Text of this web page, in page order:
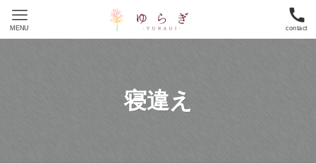
contact
MENU
寝違え